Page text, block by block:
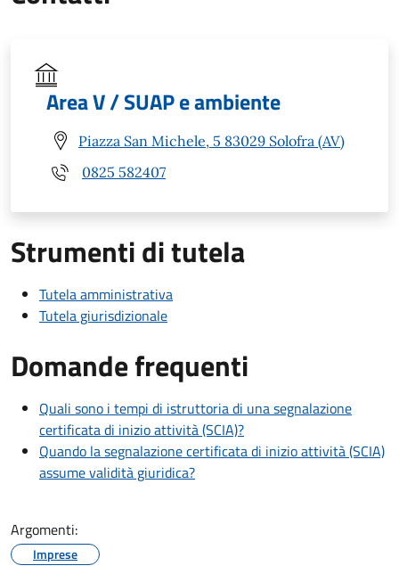
Area V / SUAP e ambiente
Piazza San Michele, 5 83029 Solofra (AV)
0825 582407
Strumenti di tutela
Tutela amministrativa
Tutela giurisdizionale
Domande frequenti
Quali sono i tempi di istruttoria di una segnalazione
certificata di inizio attività (SCIA)?
Quando la segnalazione certificata di inizio attività (SCIA)
assume validità giuridica?
Argomenti:
Imprese